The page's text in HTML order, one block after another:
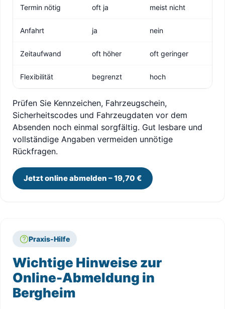
Termin nötig oft ja meist nicht
Anfahrt ja nein
Zeitaufwand oft höher oft geringer
Flexibilität begrenzt hoch
Prüfen Sie Kennzeichen, Fahrzeugschein,
Sicherheitscodes und Fahrzeugdaten vor dem
Absenden noch einmal sorgfältig. Gut lesbare und
vollständige Angaben vermeiden unnötige
Rückfragen.
Jetzt online abmelden – 19,70 €
Praxis-Hilfe
Wichtige Hinweise zur
Online-Abmeldung in
Bergheim